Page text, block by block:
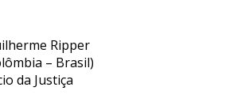
Ripper
– Brasil)
da Justiça